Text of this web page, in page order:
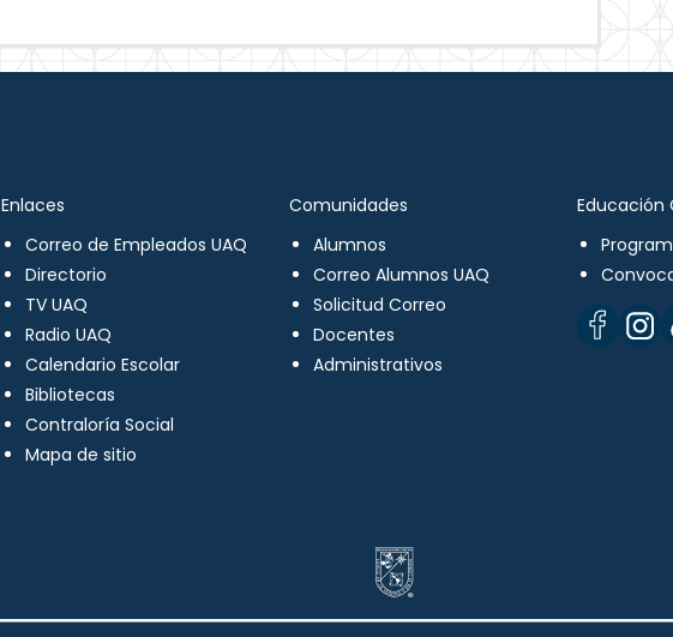
Enlaces
Correo de Empleados UAQ
Directorio
TV UAQ
Radio UAQ
Calendario Escolar
Bibliotecas
Contraloría Social
Mapa de sitio
Comunidades
Alumnos
Correo Alumnos UAQ
Solicitud Correo
Docentes
Administrativos
Educación